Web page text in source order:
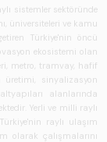
sistemler sektöründe
üniversiteleri ve kamu
Türkiye'nin öncü
ekosistemi olan
metro, tramvay, hafif
üretimi, sinyalizasyon
alanlarında
Yerli ve milli raylı
raylı ulaşım
olarak çalışmalarını